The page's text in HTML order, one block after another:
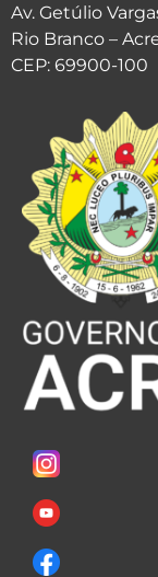
Av. Getúlio
Rio Branco –
CEP: 69900-100